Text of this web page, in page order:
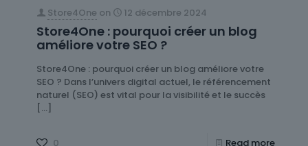
Store4One on 12 décembre 2024
Store4One : pourquoi créer un blog
améliore votre SEO ?
Store4One : pourquoi créer un blog améliore votre
SEO ? Dans l’univers digital actuel, le référencement
naturel (SEO) est vital pour la visibilité et le succès
[…]
0 Read more